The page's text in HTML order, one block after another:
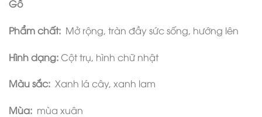
Gỗ
Phẩm chất: Mở rộng, tràn đầy sức sống, hướng lên
Hình dạng:Cột trụ, hình chữ nhật
Màu sắc: Xanh lá cây, xanh lam
Mùa: mùa xuân